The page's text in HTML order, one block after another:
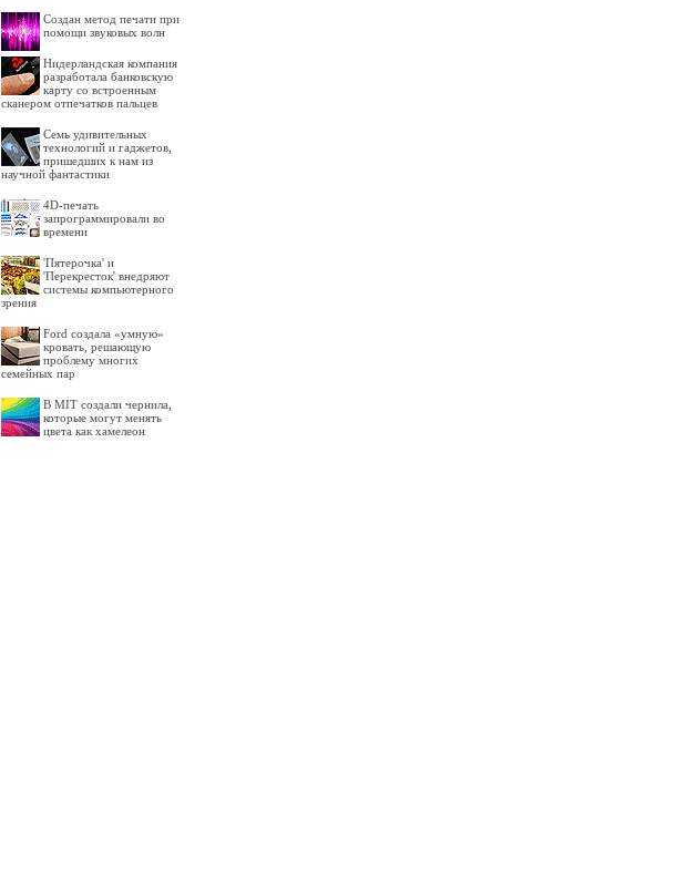
Создан метод печати при
помощи звуковых волн
Нидерландская компания
разработала банковскую
карту со встроенным
сканером отпечатков пальцев
Семь удивительных
технологий и гаджетов,
пришедших к нам из
научной фантастики
4D-печать
запрограммировали во
времени
'Пятерочка' и
'Перекресток' внедряют
системы компьютерного
зрения
Ford создала «умную»
кровать, решающую
проблему многих
семейных пар
В MIT создали чернила,
которые могут менять
цвета как хамелеон